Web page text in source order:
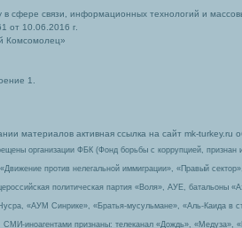
сфере связи, информационных технологий и
от 10.06.2016 г.
Комсомолец»
1.
материалов активная ссылка на сайт mk-turkey.ru
организации ФБК (Фонд борьбы с коррупцией,
против нелегальной иммиграции», «Правый
политическая партия «Воля», АУЕ,
«АУМ Синрике», «Братья-мусульмане», «Аль-Каида в
СМИ-иноагентами признаны: телеканал «Дождь»,